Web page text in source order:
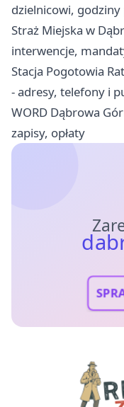
dzielnicowi, godziny
Straż Miejska w
interwencje,
Stacja Pogotowia
- adresy, telefony i
WORD Dąbrowa
zapisy, opłaty